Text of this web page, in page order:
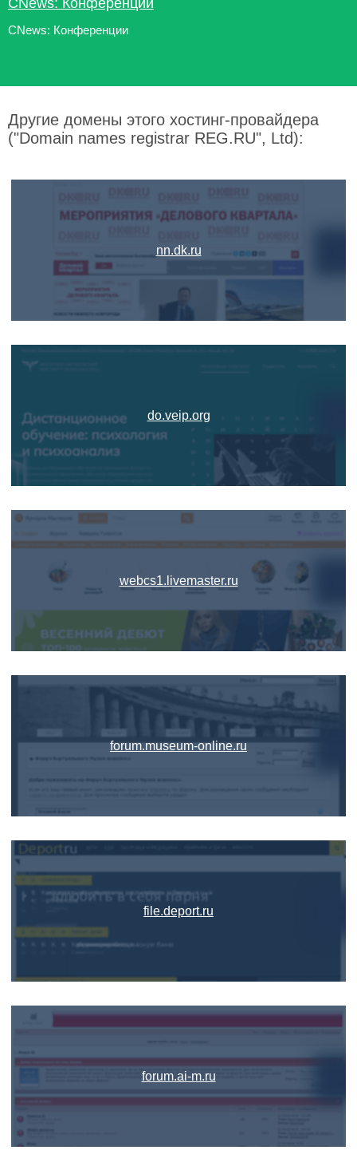
CNews: Конференции
CNews: Конференции
Другие домены этого хостинг-провайдера
("Domain names registrar REG.RU", Ltd):
nn.dk.ru
do.veip.org
webcs1.livemaster.ru
forum.museum-online.ru
file.deport.ru
forum.ai-m.ru